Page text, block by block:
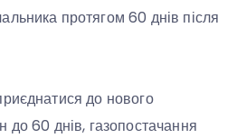
протягом 60 днів після
до нового
до 60 днів, газопостачання